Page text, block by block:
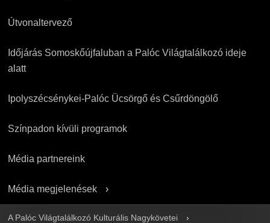
Útvonaltervező
Időjárás Somoskőújfaluban a Palóc Világtalálkozó ideje
alatt
Ipolyszécsénykei-Palóc Ücsörgő és Csűrdöngölő
Színpadon kívüli programok
Média partnereink
Média megjelenések
A Palóc Világtalálkozó Kulturális Nagykövetei